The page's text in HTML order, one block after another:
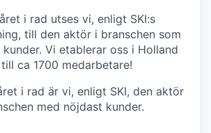
i rad utses vi, enligt SKI:s
till den aktör i branschen som
Vi etablerar oss i Holland
ca 1700 medarbetare!
i rad är vi, enligt SKI, den aktör
med nöjdast kunder.